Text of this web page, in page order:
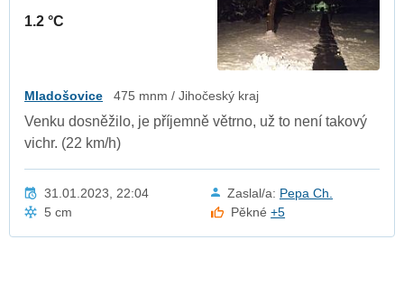
1.2 °C
Mladošovice 475 mnm / Jihočeský kraj
Venku dosněžilo, je příjemně větrno, už to není takový
vichr. (22 km/h)
31.01.2023, 22:04 Zaslal/a: Pepa Ch.
5 cm
Pěkné+5